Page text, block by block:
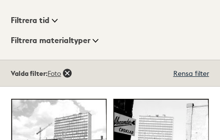
Visningsläge
Filtrera tid
Filtrera materialtyper
289träffar
Valda filter:Foto Rensa filter